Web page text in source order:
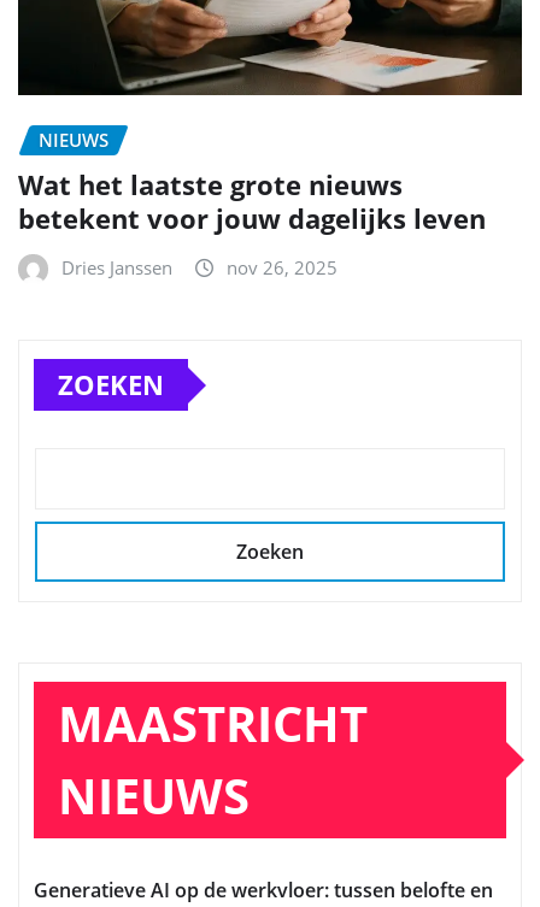
NIEUWS
Wat het laatste grote nieuws
betekent voor jouw dagelijks leven
Dries Janssen nov 26, 2025
ZOEKEN
Zoeken
MAASTRICHT
NIEUWS
Generatieve AI op de werkvloer: tussen belofte en